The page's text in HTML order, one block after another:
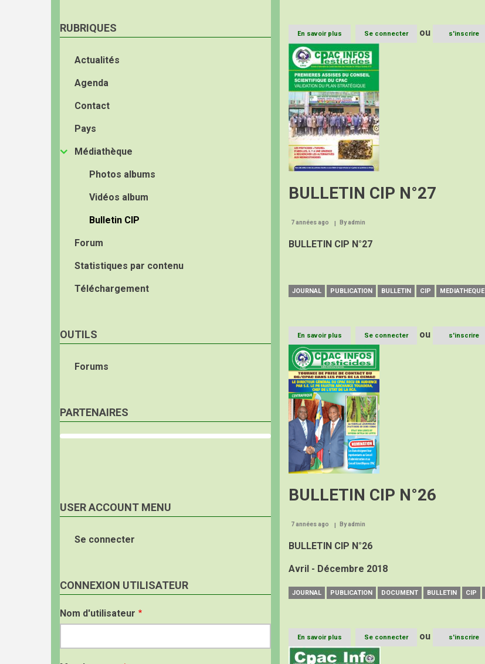
RUBRIQUES
Actualités
Agenda
Contact
Pays
Médiathèque
Photos albums
Vidéos album
Bulletin CIP
Forum
Statistiques par contenu
Téléchargement
OUTILS
Forums
PARTENAIRES
USER ACCOUNT MENU
Se connecter
CONNEXION UTILISATEUR
Nom d'utilisateur
En savoir plus
BULLETIN
CIP
N°28
Se connecter ou s'inscrire
Image
BULLETIN CIP N°27
7 années ago Byadmin
BULLETIN CIP N°27
JOURNAL PUBLICATION BULLETIN CIP MEDIATHEQUE
En savoir plus
BULLETIN
CIP
N°27
Se connecter ou s'inscrire
Image
BULLETIN CIP N°26
7 années ago Byadmin
BULLETIN CIP N°26
Avril - Décembre 2018
JOURNAL PUBLICATION DOCUMENT BULLETIN CIP
En savoir plus
BULLETIN
CIP
Se connecter ou s'inscrire
Image